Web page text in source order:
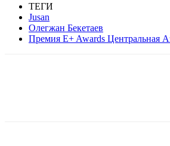
ТЕГИ
Jusan
Олегжан Бекетаев
Премия E+ Awards Центральная